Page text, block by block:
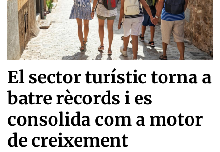
El sector turístic torna a
batre rècords i es
consolida com a motor
de creixement